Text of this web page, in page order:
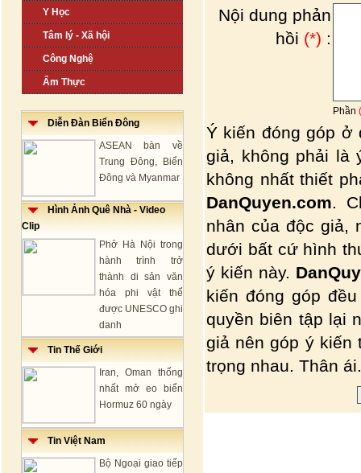
Y Học
Tâm lý - Xã hội
Công Nghệ
Ẩm Thực
Diễn Đàn Biển Đông
ASEAN bàn về
Trung Đông, Biển
Đông và Myanmar
Hình Ảnh Quê Nhà - Video
Clip
Phở Hà Nội trong
hành trình trở
thành di sản văn
hóa phi vật thể
được UNESCO ghi
danh
Tin Thế Giới
Iran, Oman thống
nhất mở eo biển
Hormuz 60 ngày
Tin Việt Nam
Bộ Ngoại giao tiếp
Nội dung phản
hồi (*) :
Phần
Ý kiến đóng góp ở
giả, không phải là
không nhất thiết
DanQuyen.com.
nhân của độc giả,
dưới bất cứ hình
ý kiến này.
kiến đóng góp
quyền biên tập lại
giả nên góp ý kiến
trọng nhau. Thân